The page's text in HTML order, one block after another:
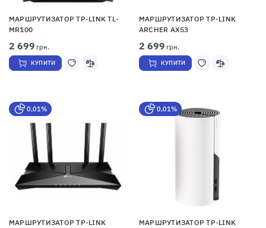
МАРШРУТИЗАТОР TP-LINK TL-
MR100
2 699 грн.
КУПИТИ
МАРШРУТИЗАТОР TP-LINK
ARCHER AX53
2 699 грн.
КУПИТИ
0,01%
МАРШРУТИЗАТОР TP-LINK
0,01%
МАРШРУТИЗАТОР TP-LINK